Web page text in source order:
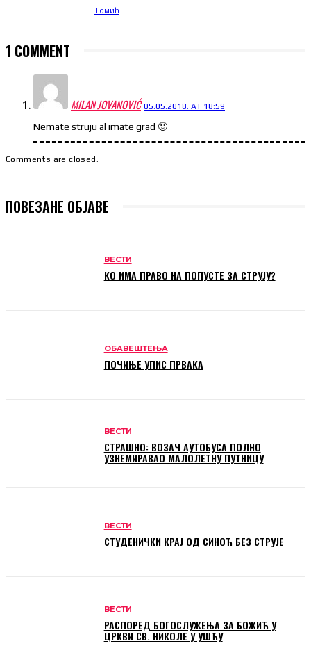
1 COMMENT
MILAN JOVANOVIĆ 05.05.2018. AT 18:59
Nemate struju al imate grad 🙂
Comments are closed.
ПОВЕЗАНЕ ОБЈАВЕ
ВЕСТИ
КО ИМА ПРАВО НА ПОПУСТЕ ЗА СТРУЈУ?
ОБАВЕШТЕЊА
ПОЧИЊЕ УПИС ПРВАКА
ВЕСТИ
СТРАШНО: ВОЗАЧ АУТОБУСА ПОЛНО
УЗНЕМИРАВАО МАЛОЛЕТНУ ПУТНИЦУ
ВЕСТИ
СТУДЕНИЧКИ КРАЈ ОД СИНОЋ БЕЗ СТРУЈЕ
ВЕСТИ
РАСПОРЕД БОГОСЛУЖЕЊА ЗА БОЖИЋ У
ЦРКВИ СВ. НИКОЛЕ У УШЋУ